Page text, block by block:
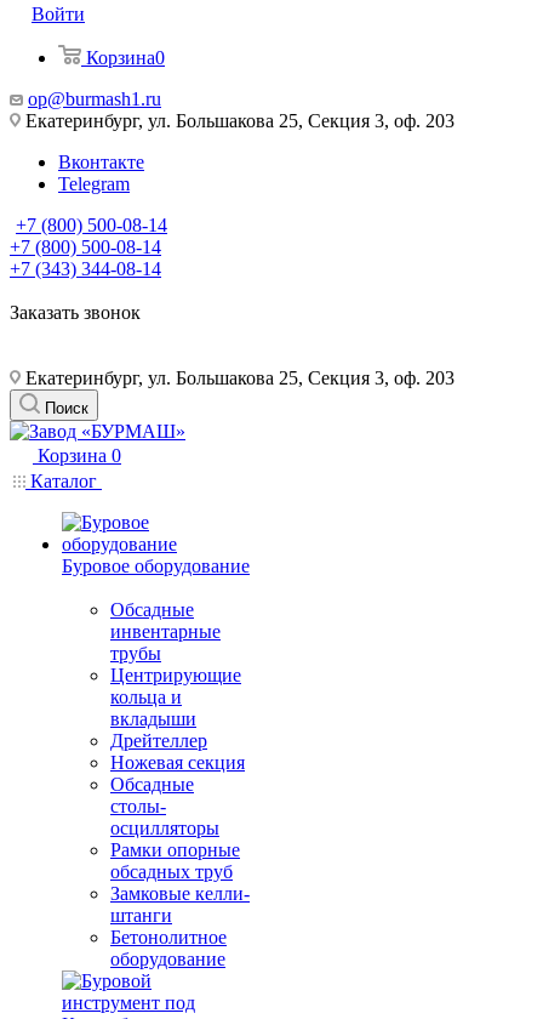
Войти
Корзина0
op@burmash1.ru
Екатеринбург, ул. Большакова 25, Секция 3, оф. 203
Вконтакте
Telegram
+7 (800) 500-08-14
+7 (800) 500-08-14
+7 (343) 344-08-14
Заказать звонок
Екатеринбург, ул. Большакова 25, Секция 3, оф. 203
Поиск
Корзина 0
Каталог
Буровое оборудование
Обсадные
инвентарные
трубы
Центрирующие
кольца и
вкладыши
Дрейтеллер
Ножевая секция
Обсадные
столы-
осцилляторы
Рамки опорные
обсадных труб
Замковые келли-
штанги
Бетонолитное
оборудование